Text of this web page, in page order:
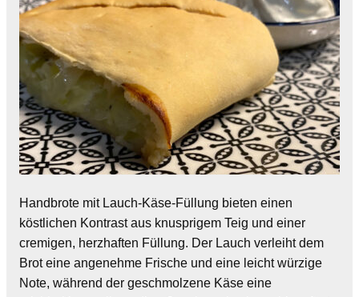
Handbrote mit Lauch-Käse-Füllung bieten einen
köstlichen Kontrast aus knusprigem Teig und einer
cremigen, herzhaften Füllung. Der Lauch verleiht dem
Brot eine angenehme Frische und eine leicht würzige
Note, während der geschmolzene Käse eine